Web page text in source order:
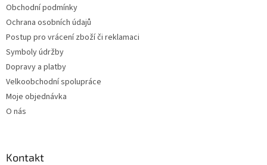
Obchodní podmínky
Ochrana osobních údajů
Postup pro vrácení zboží či reklamaci
Symboly údržby
Dopravy a platby
Velkoobchodní spolupráce
Moje objednávka
O nás
Kontakt